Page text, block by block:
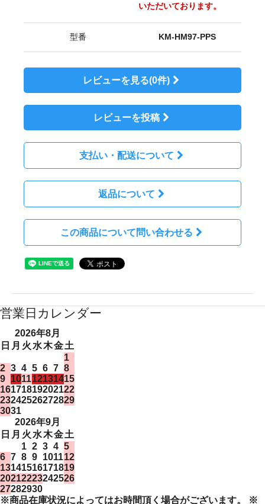
いただいております。
型番 KM-HM97-PPS
レビューを見る(0件)
レビューを投稿
支払い・配送について
返品について
この商品について問い合わせる
営業日カレンダー
2026年8月
日 月 火 水木金土
1
2 3 4 5 6 7 8
9 101112131415
16171819202122
23242526272829
3031
2026年9月
日 月 火 水木金土
1 2 3 4 5
6 7 8 9 101112
13141516171819
20212223242526
27282930
※商品在庫状況によってはお時間頂く場合がございます。 ※